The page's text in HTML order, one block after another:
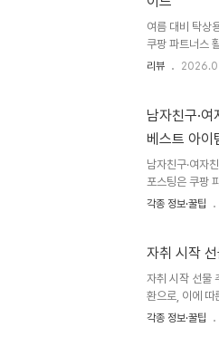
여름 대비 탁상
쿠팡 파트너스
이 시작되면 책
USB-C 충전,
름철 사용하기
탁상용 선풍기
리뷰
남자친구·
베스트 아이
남자친구·여자
포스팅은 쿠팡
일 선물을 고를
예산별로 추천
니다.오래 사용
각종 정보·꿀팁
자취 시작
자취 시작 선물
환으로, 이에 따
한 물건이 정말
각종 정보·꿀팁